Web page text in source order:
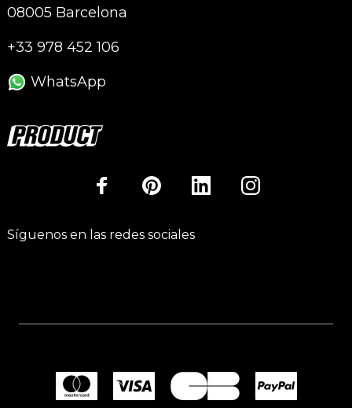
08005 Barcelona
+33 978 452 106
WhatsApp
Síguenos en las redes sociales